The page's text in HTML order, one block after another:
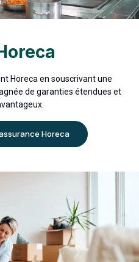
Horeca en souscrivant une
de garanties étendues et
Horeca